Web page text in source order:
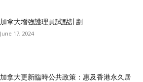
加拿大增強護理員試點計劃
June 17, 2024
加拿大更新臨時公共政策：惠及香港永久居